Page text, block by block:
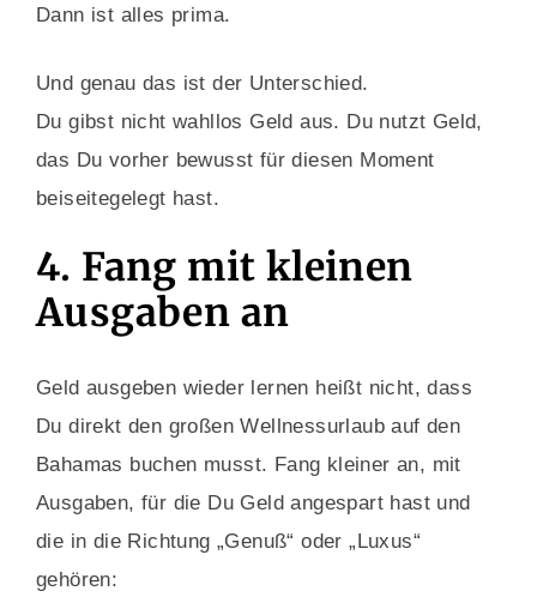
Dann ist alles prima.
Und genau das ist der Unterschied.
Du gibst nicht wahllos Geld aus. Du nutzt Geld,
das Du vorher bewusst für diesen Moment
beiseitegelegt hast.
4. Fang mit kleinen
Ausgaben an
Geld ausgeben wieder lernen heißt nicht, dass
Du direkt den großen Wellnessurlaub auf den
Bahamas buchen musst. Fang kleiner an, mit
Ausgaben, für die Du Geld angespart hast und
die in die Richtung „Genuß“ oder „Luxus“
gehören: